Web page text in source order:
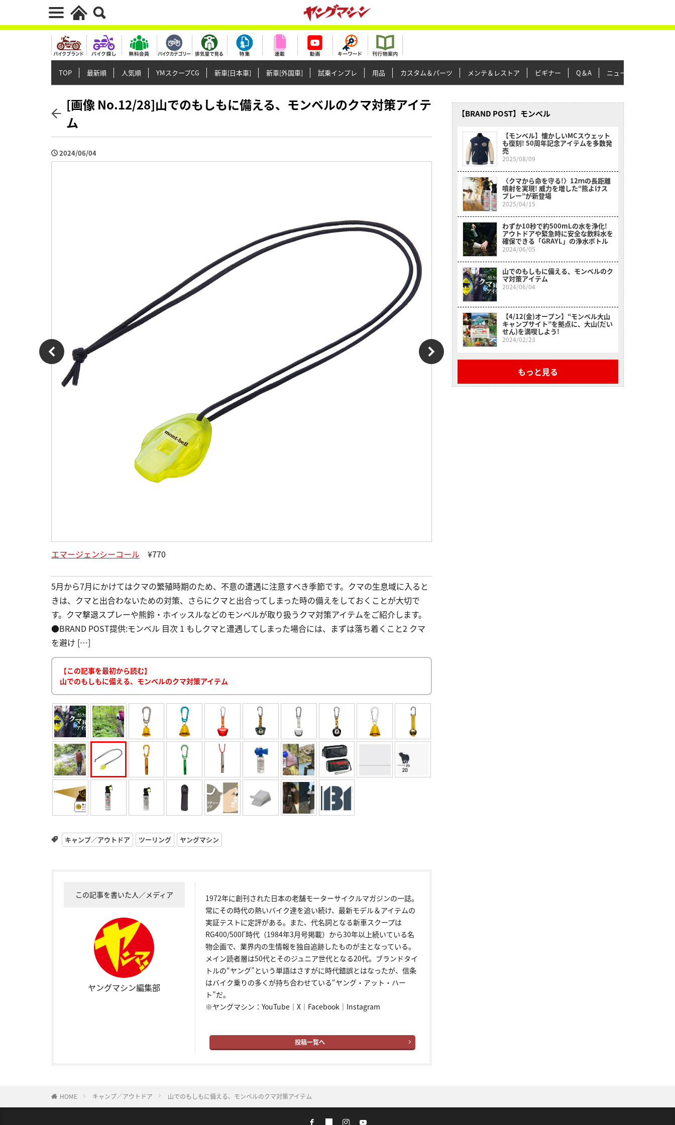
TOP 最新順 人気順 YMスクープCG 新車[日本車] 新車[外国車] 試乗インプレ 用品 カスタム＆パーツ メンテ＆レストア ビギナー Q＆A ニュース＆トピックス
[画像 No.12/28]山でのもしもに備える、モンベルのクマ対策アイテ
ム
2024/06/04
エマージェンシーコール ¥770
5月から7月にかけてはクマの繁殖時期のため、不意の遭遇に注意すべき季節です。クマの生息域に入ると
きは、クマと出合わないための対策、さらにクマと出合ってしまった時の備えをしておくことが大切で
す。クマ撃退スプレーや熊鈴・ホイッスルなどのモンベルが取り扱うクマ対策アイテムをご紹介します。
●BRAND POST提供:モンベル 目次 1 もしクマと遭遇してしまった場合には、まずは落ち着くこと2 クマ
を避け […]
【この記事を最初から読む】
山でのもしもに備える、モンベルのクマ対策アイテム
キャンプ／アウトドア ツーリング ヤングマシン
この記事を書いた人／メディア
ヤングマシン編集部
1972年に創刊された日本の老舗モーターサイクルマガジンの一誌。
常にその時代の熱いバイク達を追い続け、最新モデル＆アイテムの
実証テストに定評がある。また、代名詞となる新車スクープは
RG400/500Γ時代（1984年3月号掲載）から30年以上続いている名
物企画で、業界内の生情報を独自追跡したものが主となっている。
メイン読者層は50代とそのジュニア世代となる20代。ブランドタイ
トルの“ヤング”という単語はさすがに時代錯誤とはなったが、信条
はバイク乗りの多くが持ち合わせている“ヤング・アット・ハー
ト”だ。
※ヤングマシン： YouTube｜ X｜ Facebook｜ Instagram
投稿一覧へ
【BRAND POST】モンベル
【モンベル】懐かしいMCスウェット
も復刻! 50周年記念アイテムを多数発
売
2025/08/09
〈クマから命を守る!〉12ｍの長距離
噴射を実現! 威力を増した“熊よけス
プレー”が新登場
2025/04/15
わずか10秒で約500mLの水を浄化!
アウトドアや緊急時に安全な飲料水を
確保できる「GRAYL」の浄水ボトル
2024/06/05
山でのもしもに備える、モンベルのク
マ対策アイテム
2024/06/04
【4/12(金)オープン】“モンベル大山
キャンプサイト”を拠点に、大山(だい
せん)を満喫しよう!
2024/02/23
もっと見る
HOME キャンプ／アウトドア 山でのもしもに備える、モンベルのクマ対策アイテム